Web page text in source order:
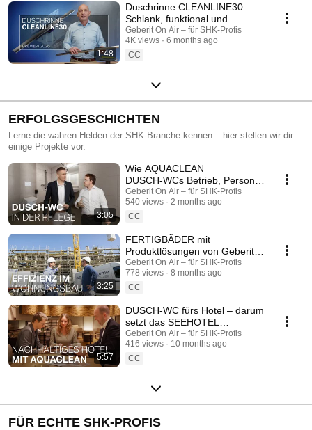
1:48
Duschrinne CLEANLINE30 –
Schlank, funktional und
durchdacht. Lerne die
NEUHEIT 2026 kennen!
Geberit On Air – für SHK-Profis
4K views
6 months ago
CC
ERFOLGSGESCHICHTEN
Lerne die wahren Helden der SHK-Branche kennen – hier stellen wir dir
einige Projekte vor.
3:05
Wie AQUACLEAN
DUSCH‑WCs Betrieb, Personal
und Bewohner in der WOHN-
UND PFLEGERESIDENZ
entlasten
Geberit On Air – für SHK-Profis
540 views
2 months ago
CC
3:25
FERTIGBÄDER mit
Produktlösungen von Geberit in
neuer SENIORENRESIDENZ in
Pfullendorf
Geberit On Air – für SHK-Profis
778 views
8 months ago
CC
5:57
DUSCH-WC fürs Hotel – darum
setzt das SEEHOTEL
WIESLER auf GEBERIT
AQUACLEAN
Geberit On Air – für SHK-Profis
416 views
10 months ago
CC
FÜR ECHTE SHK-PROFIS